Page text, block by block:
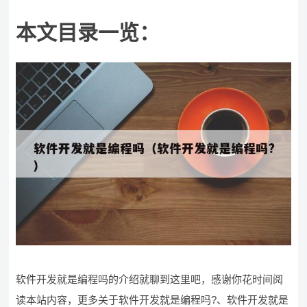
本文目录一览：
软件开发就是编程吗的介绍就聊到这里吧，感谢你花时间阅
读本站内容，更多关于软件开发就是编程吗?、软件开发就是